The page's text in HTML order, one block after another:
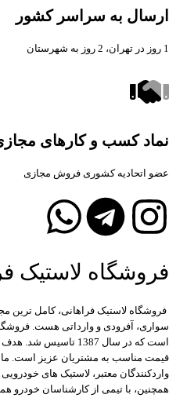
ارسال به سراسر کشور
1 روز در تهران، 2 روز به شهرستان
نماد کسب و کارهای
عضو اتحادیه کشوری فروش مجازی
فروشگاه لاستیک
فروشگاه لاستیک فراهانی، کامل ترین
سواری، آفرودی و وارداتی هست.
است که در سال 1387
قیمت مناسب به مشتریان عزیز است. ما
واردکنندگان معتبر، لاستیک های
همچنین، با تیمی از کارشناسان خودرو